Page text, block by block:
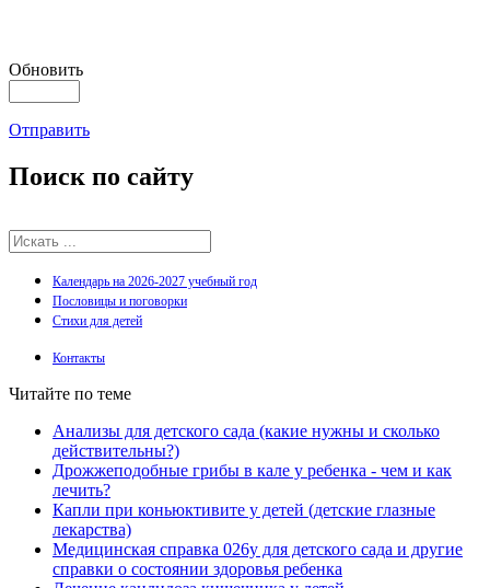
Обновить
Отправить
Поиск по сайту
Календарь на 2026-2027 учебный год
Пословицы и поговорки
Стихи для детей
Контакты
Читайте по теме
Анализы для детского сада (какие нужны и сколько
действительны?)
Дрожжеподобные грибы в кале у ребенка - чем и как
лечить?
Капли при коньюктивите у детей (детские глазные
лекарства)
Медицинская справка 026у для детского сада и другие
справки о состоянии здоровья ребенка